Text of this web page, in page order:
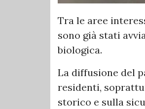
Tra le aree
sono già stati
biologica.
La diffusione del
residenti,
storico e sulla